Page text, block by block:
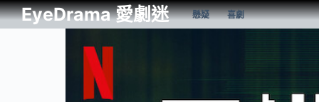
EyeDrama 愛劇迷 懸疑 喜劇